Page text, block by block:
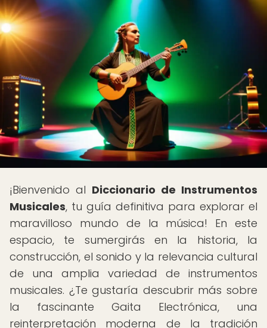
¡Bienvenido al Diccionario de Instrumentos
Musicales, tu guía definitiva para explorar el
maravilloso mundo de la música! En este
espacio, te sumergirás en la historia, la
construcción, el sonido y la relevancia cultural
de una amplia variedad de instrumentos
musicales. ¿Te gustaría descubrir más sobre
la fascinante Gaita Electrónica, una
reinterpretación moderna de la tradición